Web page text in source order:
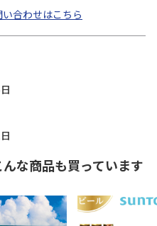
合わせはこちら
な商品も買っています